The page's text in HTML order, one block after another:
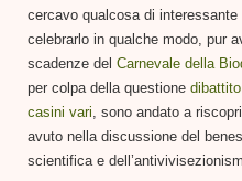
cercavo qualcosa di
celebrarlo in qualche modo, pur
scadenze del Carnevale della
per colpa della questione
casini vari , sono andato a
avuto nella discussione del
scientifica e